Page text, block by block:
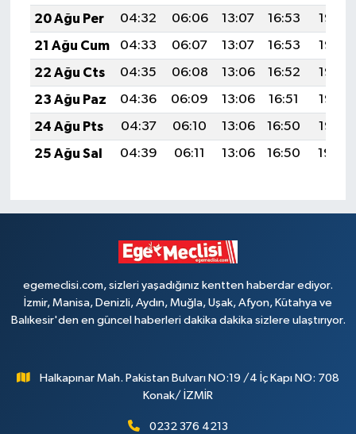
20 Ağu Per
04:32 06:06 13:07 16:53
19:58
21 Ağu Cum
04:33 06:07 13:07 16:53
19:56
22 Ağu Cts
04:35 06:08 13:06 16:52
19:55
23 Ağu Paz
04:36 06:09 13:06 16:51
19:53
24 Ağu Pts
04:37 06:10 13:06 16:50
19:52
25 Ağu Sal
04:39 06:11 13:06 16:50 19:50
egemeclisi.com, sizleri yaşadığınız kentten haberdar ediyor.
İzmir, Manisa, Denizli, Aydın, Muğla, Uşak, Afyon, Kütahya ve
Balıkesir'den en güncel haberleri dakika dakika sizlere ulaştırıyor.
Halkapınar Mah. Pakistan Bulvarı NO:19 /4 İç Kapı NO: 708
Konak/ İZMİR
0232 376 4213